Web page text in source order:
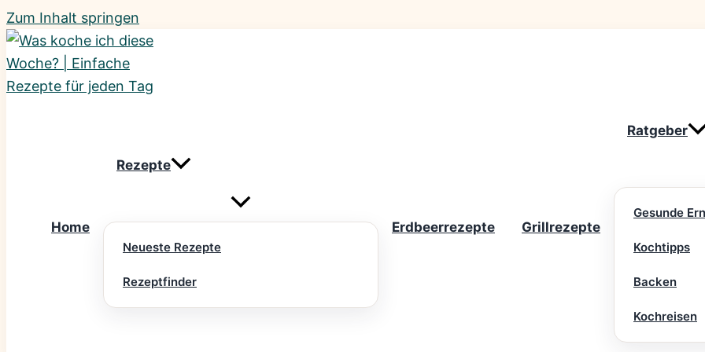
Zum Inhalt springen
Home
Rezepte
Neueste Rezepte
Rezeptfinder
Erdbeerrezepte Grillrezepte
Ratgeber
Gesunde
Kochtipps
Backen
Kochreisen